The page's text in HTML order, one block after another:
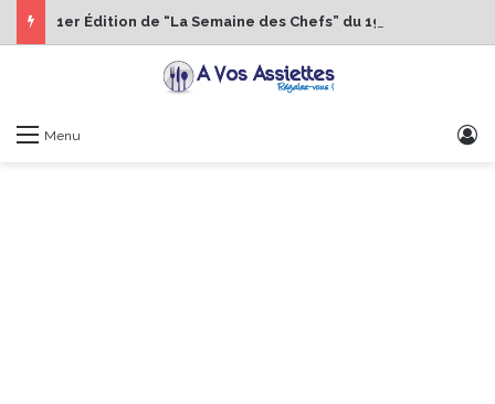
Menu